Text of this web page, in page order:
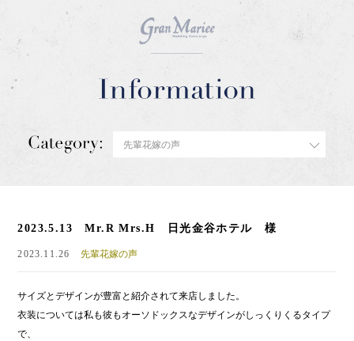
2023.5.13 Mr.R Mrs.H 日光金谷ホテル 様
2023.11.26 先輩花嫁の声
サイズとデザインが豊富と紹介されて来店しました。
衣装については私も彼もオーソドックスなデザインがしっくりくるタイプ
で、